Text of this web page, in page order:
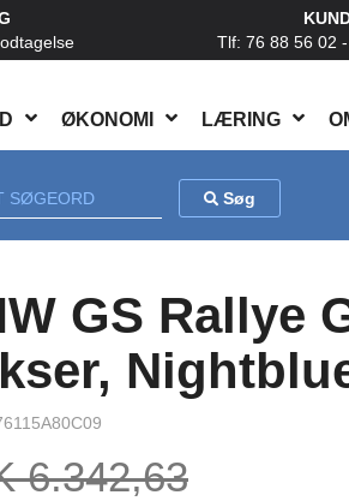
ØKONOMI LÆRING
Tlf: 76 88 56 02 -
Søg
GS Rallye
6.342,63